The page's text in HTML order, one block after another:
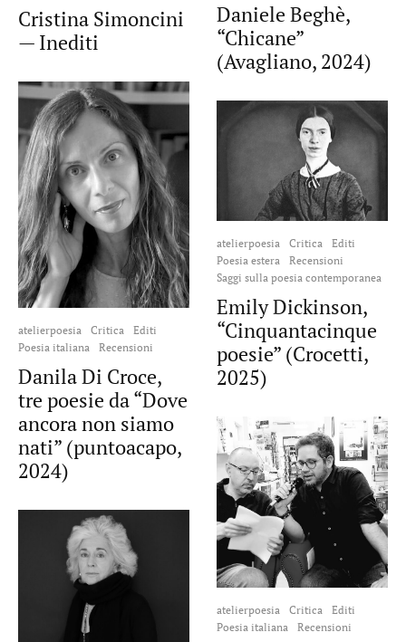
Cristina Simoncini
— Inediti
atelierpoesia Critica
Editi
Poesia italiana
Recensioni
Danila Di Croce,
tre poesie da “Dove
ancora non siamo
nati” (puntoacapo,
2024)
Daniele Beghè,
“Chicane”
(Avagliano, 2024)
atelierpoesia Critica
Editi
Poesia estera
Recensioni
Saggi sulla poesia contemporanea
Emily Dickinson,
“Cinquantacinque
poesie” (Crocetti,
2025)
atelierpoesia Critica
Editi
Poesia italiana
Recensioni